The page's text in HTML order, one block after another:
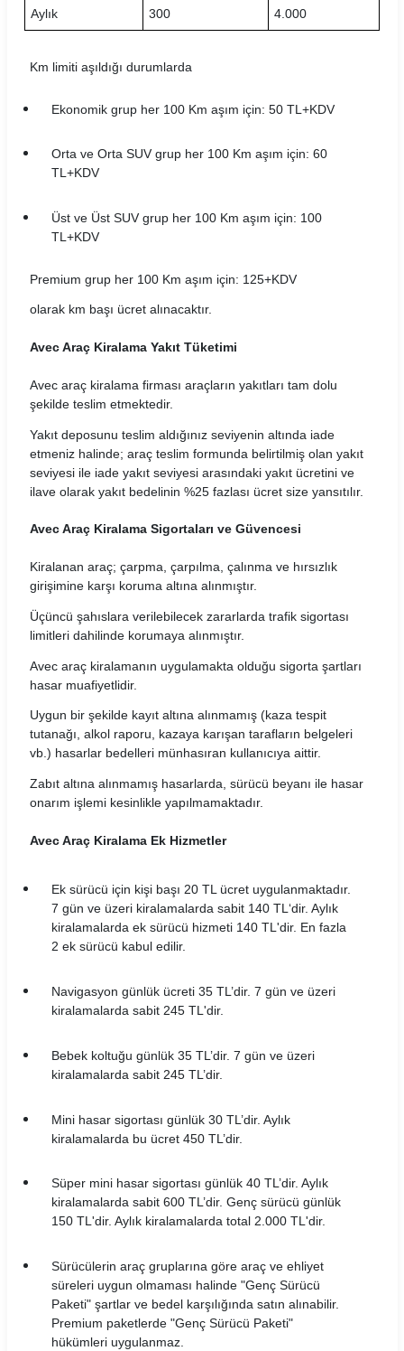
Rent Trendy Araç Kiralama Koşulları
Sixt Araç Kiralama Koşulları
Skyes Araç Kiralama Koşulları
SMT Filo Araç Kiralama Koşulları
Torlak Araç Kiralama Koşulları
Turmobil Araç Kiralama Koşulları
Windy Araç Kiralama Koşulları
Wowcar Araç Kiralama Koşulları
Yol 24 Araç Kiralama Koşulları
Aylık 300 4.000
Km limiti aşıldığı durumlarda
Ekonomik grup her 100 Km aşım için: 50 TL+KDV
Orta ve Orta SUV grup her 100 Km aşım için: 60
TL+KDV
Üst ve Üst SUV grup her 100 Km aşım için: 100
TL+KDV
Premium grup her 100 Km aşım için: 125+KDV
olarak km başı ücret alınacaktır.
Avec Araç Kiralama Yakıt Tüketimi
Avec araç kiralama firması araçların yakıtları tam dolu
şekilde teslim etmektedir.
Yakıt deposunu teslim aldığınız seviyenin altında iade
etmeniz halinde; araç teslim formunda belirtilmiş olan yakıt
seviyesi ile iade yakıt seviyesi arasındaki yakıt ücretini ve
ilave olarak yakıt bedelinin %25 fazlası ücret size yansıtılır.
Avec Araç Kiralama Sigortaları ve Güvencesi
Kiralanan araç; çarpma, çarpılma, çalınma ve hırsızlık
girişimine karşı koruma altına alınmıştır.
Üçüncü şahıslara verilebilecek zararlarda trafik sigortası
limitleri dahilinde korumaya alınmıştır.
Avec araç kiralamanın uygulamakta olduğu sigorta şartları
hasar muafiyetlidir.
Uygun bir şekilde kayıt altına alınmamış (kaza tespit
tutanağı, alkol raporu, kazaya karışan tarafların belgeleri
vb.) hasarlar bedelleri münhasıran kullanıcıya aittir.
Zabıt altına alınmamış hasarlarda, sürücü beyanı ile hasar
onarım işlemi kesinlikle yapılmamaktadır.
Avec Araç Kiralama Ek Hizmetler
Ek sürücü için kişi başı 20 TL ücret uygulanmaktadır.
7 gün ve üzeri kiralamalarda sabit 140 TL‘dir. Aylık
kiralamalarda ek sürücü hizmeti 140 TL'dir. En fazla
2 ek sürücü kabul edilir.
Navigasyon günlük ücreti 35 TL’dir. 7 gün ve üzeri
kiralamalarda sabit 245 TL'dir.
Bebek koltuğu günlük 35 TL’dir. 7 gün ve üzeri
kiralamalarda sabit 245 TL’dir.
Mini hasar sigortası günlük 30 TL’dir. Aylık
kiralamalarda bu ücret 450 TL’dir.
Süper mini hasar sigortası günlük 40 TL’dir. Aylık
kiralamalarda sabit 600 TL’dir. Genç sürücü günlük
150 TL'dir. Aylık kiralamalarda total 2.000 TL'dir.
Sürücülerin araç gruplarına göre araç ve ehliyet
süreleri uygun olmaması halinde "Genç Sürücü
Paketi" şartlar ve bedel karşılığında satın alınabilir.
Premium paketlerde "Genç Sürücü Paketi"
hükümleri uygulanmaz.